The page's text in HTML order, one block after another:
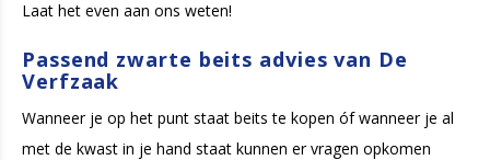
Laat het even aan ons weten!
Passend zwarte beits advies van De
Verfzaak
Wanneer je op het punt staat beits te kopen óf wanneer je al
met de kwast in je hand staat kunnen er vragen opkomen